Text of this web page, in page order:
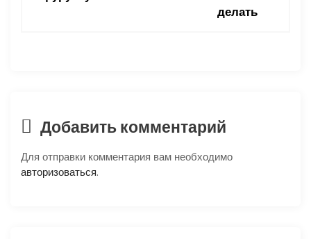
я
п
делать
Добавить комментарий
Для отправки комментария вам необходимо
авторизоваться.